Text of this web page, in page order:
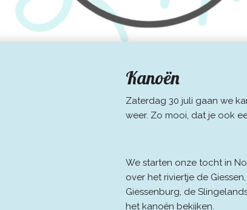
Kanoën
Zaterdag 30 juli gaan we
weer. Zo mooi, dat je ook
We starten onze tocht in
over het riviertje de
Giessenburg, de
het kanoën bekijken.